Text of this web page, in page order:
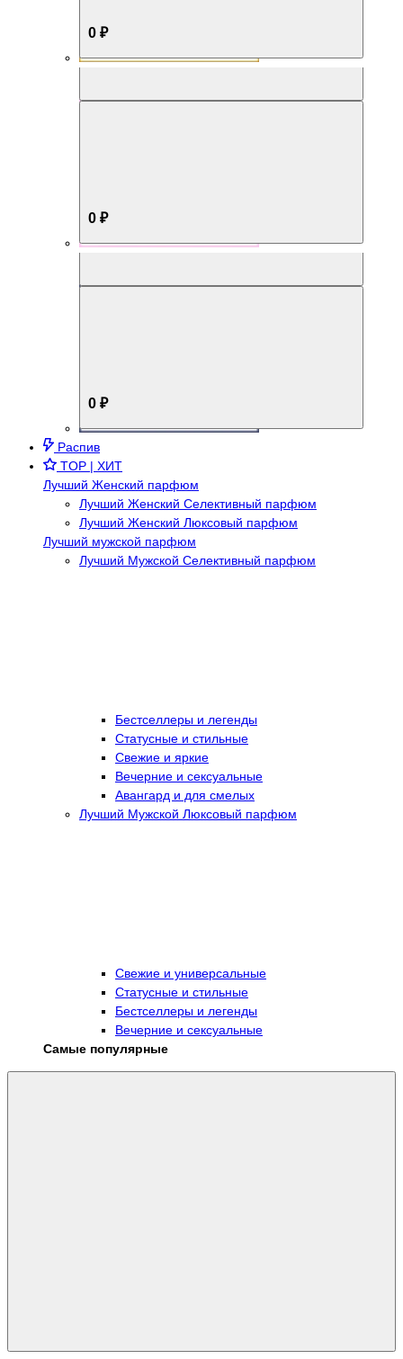
0 ₽
0 ₽
0 ₽
Распив
TOP | ХИТ
Лучший Женский парфюм
Лучший Женский Селективный парфюм
Лучший Женский Люксовый парфюм
Лучший мужской парфюм
Лучший Мужской Селективный парфюм
Бестселлеры и легенды
Статусные и стильные
Свежие и яркие
Вечерние и сексуальные
Авангард и для смелых
Лучший Мужской Люксовый парфюм
Свежие и универсальные
Статусные и стильные
Бестселлеры и легенды
Вечерние и сексуальные
Самые популярные